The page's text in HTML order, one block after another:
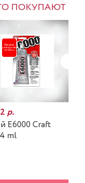
ПОКУПАЮТ
р.
E6000 Craft
ml